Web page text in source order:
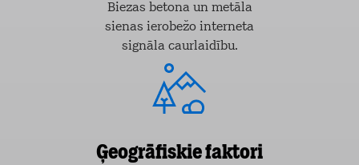
Biezas betona un metāla
sienas ierobežo interneta
signāla caurlaidību.
Ģeogrāfiskie faktori